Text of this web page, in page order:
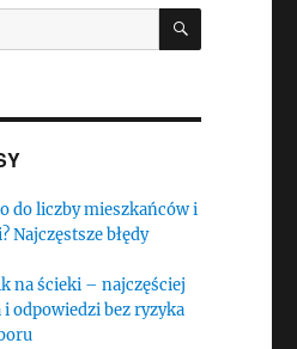
SZUKAJ
do liczby mieszkańców i
Najczęstsze błędy
na ścieki – najczęściej
i odpowiedzi bez ryzyka